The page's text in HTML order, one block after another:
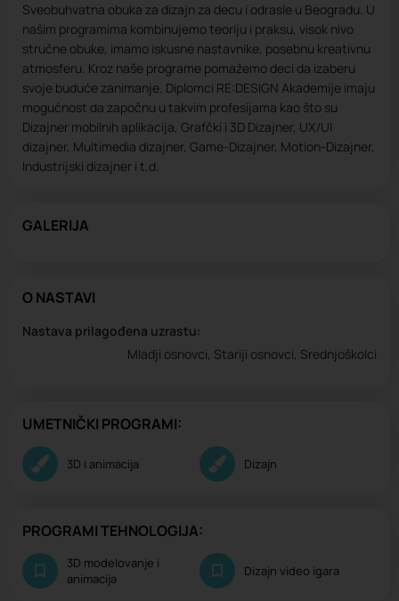
Sveobuhvatna obuka za dizajn za decu i odrasle u Beogradu. U
našim programima kombinujemo teoriju i praksu, visok nivo
stručne obuke, imamo iskusne nastavnike, posebnu kreativnu
atmosferu. Kroz naše programe pomažemo deci da izaberu
svoje buduće zanimanje. Diplomci RE:DESIGN Akademije imaju
mogućnost da započnu u takvim profesijama kao što su
Dizajner mobilnih aplikacija, Grafčki i 3D Dizajner, UX/UI
dizajner, Multimedia dizajner, Game-Dizajner, Motion-Dizajner,
Industrijski dizajner i t.d.
GALERIJA
O NASTAVI
Nastava prilagođena uzrastu:
Mladji osnovci, Stariji osnovci, Srednjoškolci
UMETNIČKI PROGRAMI:
3D i animacija Dizajn
PROGRAMI TEHNOLOGIJA:
3D modelovanje i
animacija
Dizajn video igara